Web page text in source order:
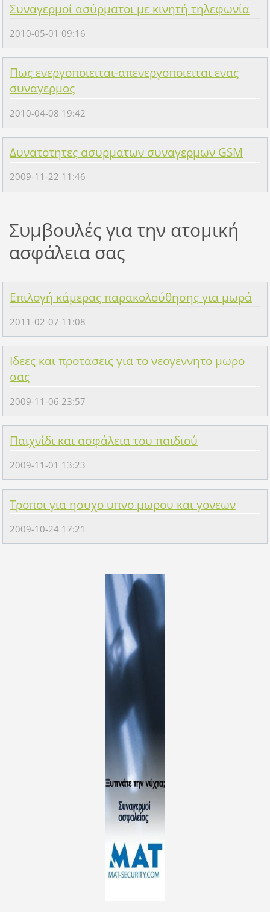
Συναγερμοί ασύρματοι με κινητή τηλεφωνία
2010-05-01 09:16
Πως ενεργοποιειται-απενεργοποιειται ενας
συναγερμος
2010-04-08 19:42
Δυνατοτητες ασυρματων συναγερμων GSM
2009-11-22 11:46
Συμβουλές για την ατομική
ασφάλεια σας
Επιλογή κάμερας παρακολούθησης για μωρά
2011-02-07 11:08
Ιδεες και προτασεις για το νεογεννητο μωρο
σας
2009-11-06 23:57
Παιχνίδι και ασφάλεια του παιδιού
2009-11-01 13:23
Τροποι για ησυχο υπνο μωρου και γονεων
2009-10-24 17:21